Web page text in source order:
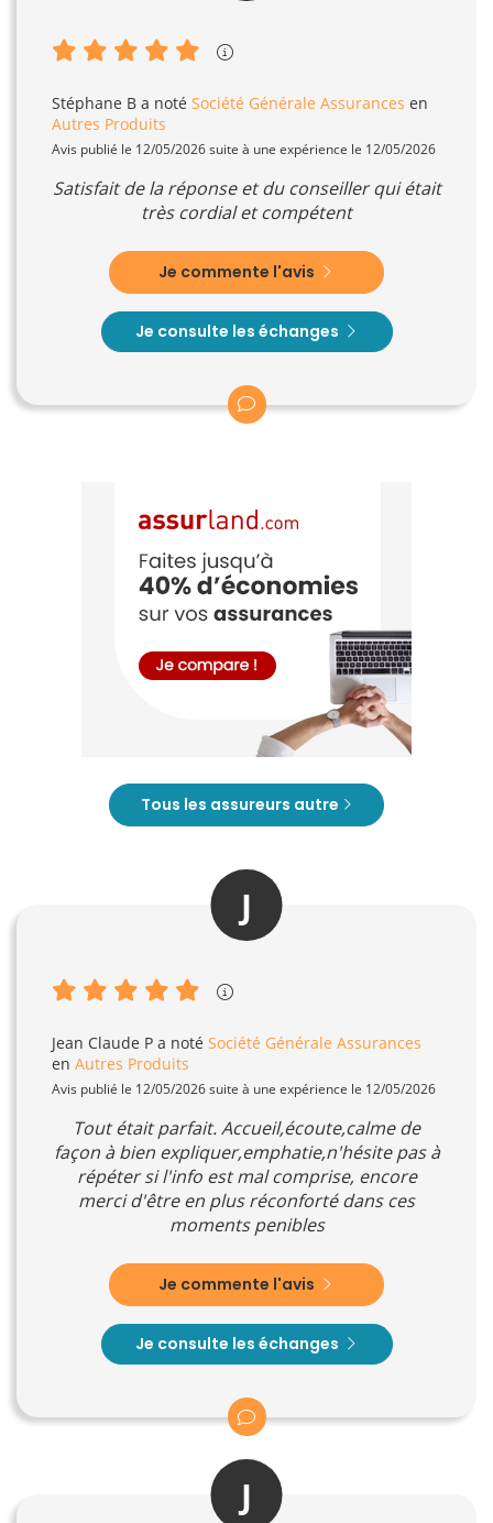
Stéphane B a noté Société Générale Assurances en
Autres Produits
Avis publié le 12/05/2026 suite à une expérience le 12/05/2026
Satisfait de la réponse et du conseiller qui était
très cordial et compétent
Je commente l'avis
Je consulte les échanges
Tous les assureurs autre
J
Jean Claude P a noté Société Générale Assurances
en Autres Produits
Avis publié le 12/05/2026 suite à une expérience le 12/05/2026
Tout était parfait. Accueil,écoute,calme de
façon à bien expliquer,emphatie,n'hésite pas à
répéter si l'info est mal comprise, encore
merci d'être en plus réconforté dans ces
moments penibles
Je commente l'avis
Je consulte les échanges
J